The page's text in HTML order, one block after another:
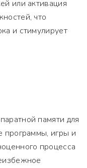
или активация
что
и стимулирует
памяти для
программы, игры и
процесса